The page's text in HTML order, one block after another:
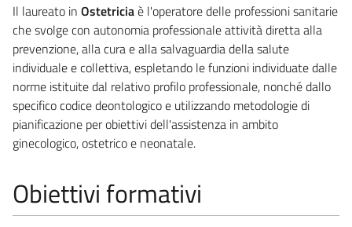
Il laureato in Ostetriciaè l'operatore delle professioni sanitarie
che svolge con autonomia professionale attività diretta alla
prevenzione, alla cura e alla salvaguardia della salute
individuale e collettiva, espletando le funzioni individuate dalle
norme istituite dal relativo profilo professionale, nonché dallo
specifico codice deontologico e utilizzando metodologie di
pianificazione per obiettivi dell'assistenza in ambito
ginecologico, ostetrico e neonatale.
Obiettivi formativi